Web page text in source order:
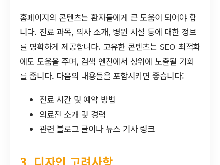
홈페이지의 콘텐츠는 환자들에게 큰 도움이 되어야 합
니다. 진료 과목, 의사 소개, 병원 시설 등에 대한 정보
를 명확하게 제공합니다. 고유한 콘텐츠는 SEO 최적화
에도 도움을 주며, 검색 엔진에서 상위에 노출될 기회
를 줍니다. 다음의 내용들을 포함시키면 좋습니다:
진료 시간 및 예약 방법
의료진 소개 및 경력
관련 블로그 글이나 뉴스 기사 링크
3. 디자인 고려사항